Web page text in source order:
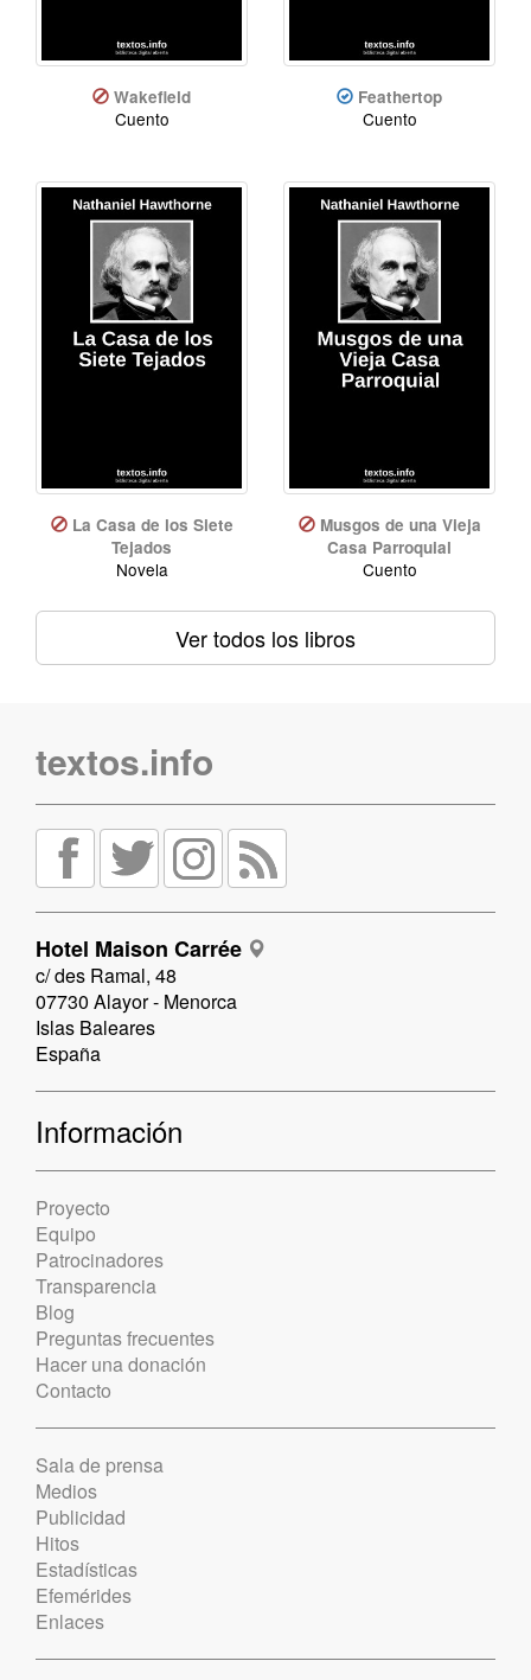
Wakefield
Cuento
Feathertop
Cuento
La Casa de los Siete
Tejados
Novela
Musgos de una Vieja
Casa Parroquial
Cuento
Ver todos los libros
textos.info
Hotel Maison Carrée
c/ des Ramal, 48
07730 Alayor - Menorca
Islas Baleares
España
Información
Proyecto
Equipo
Patrocinadores
Transparencia
Blog
Preguntas frecuentes
Hacer una donación
Contacto
Sala de prensa
Medios
Publicidad
Hitos
Estadísticas
Efemérides
Enlaces